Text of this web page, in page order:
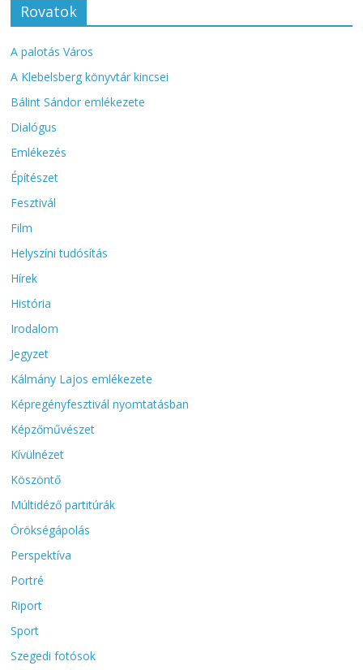
Rovatok
A palotás Város
A Klebelsberg könyvtár kincsei
Bálint Sándor emlékezete
Dialógus
Emlékezés
Építészet
Fesztivál
Film
Helyszíni tudósítás
Hírek
História
Irodalom
Jegyzet
Kálmány Lajos emlékezete
Képregényfesztivál nyomtatásban
Képzőművészet
Kívülnézet
Köszöntő
Múltidéző partitúrák
Örökségápolás
Perspektíva
Portré
Riport
Sport
Szegedi fotósok